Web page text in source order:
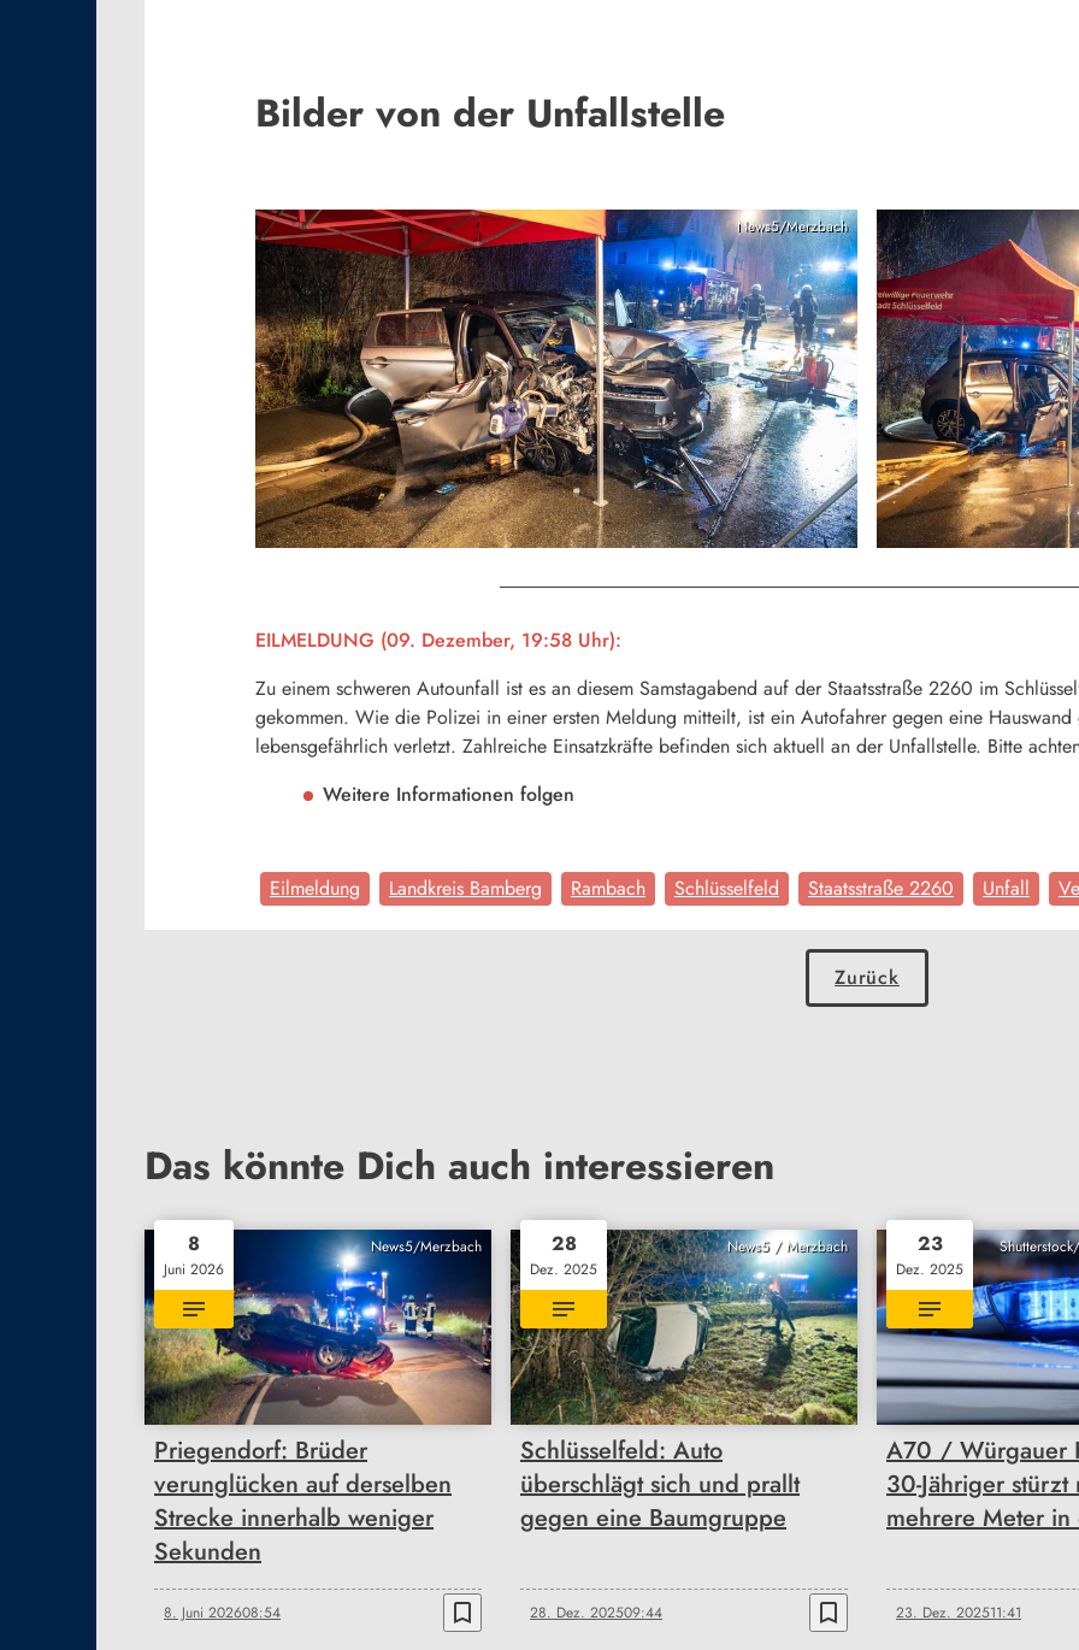
Bilder von der Unfallstelle
News5/Merzbach
EILMELDUNG (09. Dezember, 19:58 Uhr):
Zu einem schweren Autounfall ist es an diesem Samstagabend auf der Staatsstraße 2260 im
gekommen. Wie die Polizei in einer ersten Meldung mitteilt, ist ein Autofahrer gegen eine
lebensgefährlich verletzt. Zahlreiche Einsatzkräfte befinden sich aktuell an der Unfallstelle. Bitte
Weitere Informationen folgen
Eilmeldung Landkreis Bamberg Rambach Schlüsselfeld Staatsstraße 2260 Unfall
Zurück
Das könnte Dich auch interessieren
News5/Merzbach
8
Juni 2026
Priegendorf: Brüder
verunglücken auf derselben
Strecke innerhalb weniger
Sekunden
8. Juni 202608:54 bookmark_border
News5 / Merzbach
28
Dez. 2025
Schlüsselfeld: Auto
überschlägt sich und prallt
gegen eine Baumgruppe
28. Dez. 202509:44 bookmark_border
23
Dez. 2025
A70 / Würgauer
30-Jähriger stürzt
mehrere Meter
23. Dez. 202511:41